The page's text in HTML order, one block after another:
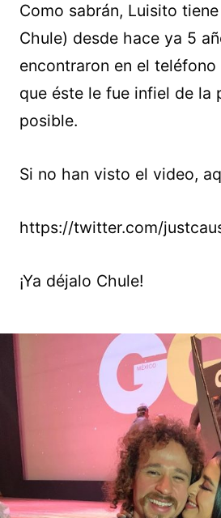
Como sabrán, Luisito
Chule) desde hace ya 5
encontraron en el
que éste le fue infiel de la
posible.
Si no han visto el video,
https://twitter.com/
¡Ya déjalo Chule!